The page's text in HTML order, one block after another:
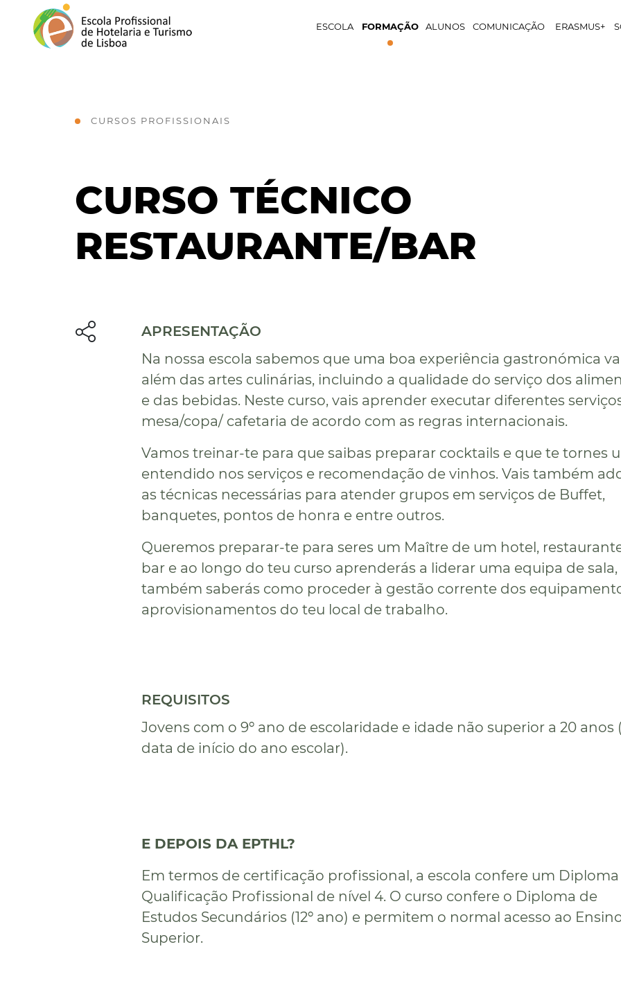
ESCOLA FORMAÇÃO ALUNOS COMUNICAÇÃO ERASMUS+
CURSOS PROFISSIONAIS
CURSO TÉCNICO
RESTAURANTE/BAR
APRESENTAÇÃO
Na nossa escola sabemos que uma boa experiência gastronómica
além das artes culinárias, incluindo a qualidade do serviço dos
e das bebidas. Neste curso, vais aprender executar diferentes
mesa/copa/ cafetaria de acordo com as regras internacionais.
Vamos treinar-te para que saibas preparar cocktails e que te tornes
entendido nos serviços e recomendação de vinhos. Vais também
as técnicas necessárias para atender grupos em serviços de Buffet,
banquetes, pontos de honra e entre outros.
Queremos preparar-te para seres um Maître de um hotel,
bar e ao longo do teu curso aprenderás a liderar uma equipa de sala,
também saberás como proceder à gestão corrente dos
aprovisionamentos do teu local de trabalho.
REQUISITOS
Jovens com o 9º ano de escolaridade e idade não superior a 20 anos
data de início do ano escolar).
E DEPOIS DA EPTHL?
Em termos de certificação profissional, a escola confere um
Qualificação Profissional de nível 4. O curso confere o Diploma de
Estudos Secundários (12º ano) e permitem o normal acesso ao
Superior.